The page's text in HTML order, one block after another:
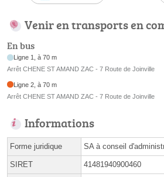
Venir en transports en
En bus
Ligne 1, à 70 m
Arrêt CHENE ST AMAND ZAC - 7 Route de Joinville
Ligne 2, à 70 m
Arrêt CHENE ST AMAND ZAC - 7 Route de Joinville
Informations
Forme juridique SA à conseil
SIRET 41481940900460